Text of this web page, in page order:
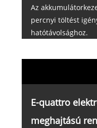
Az
percnyi töltést
hatótávolsághoz.
E-quattro
meghajtású